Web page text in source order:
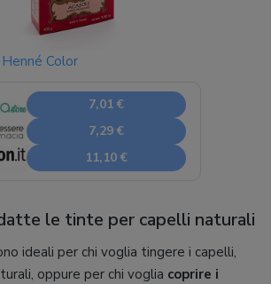
Color
7,01 €
7,29 €
11,10 €
le tinte per capelli naturali
ideali per chi voglia tingere i capelli,
oppure per chi voglia coprire i